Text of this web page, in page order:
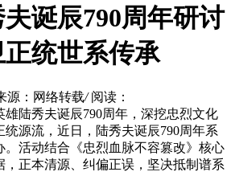
诞辰790周年研讨
统世系传承
源：网络转载/ 阅读：
雄陆秀夫诞辰790周年，深挖忠烈文化
源流，近日，陆秀夫诞辰790周年系
。活动结合《忠烈血脉不容篡改》核心
，正本清源、纠偏正误，坚决抵制谱系